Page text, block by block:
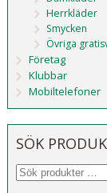
Herrkläder
Smycken
Övriga
Företag
Klubbar
Mobiltelefoner
SÖK